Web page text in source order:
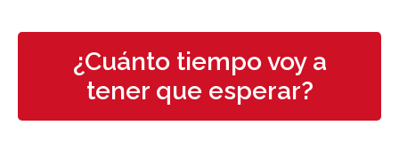
¿Cuánto tiempo voy a
tener que esperar?